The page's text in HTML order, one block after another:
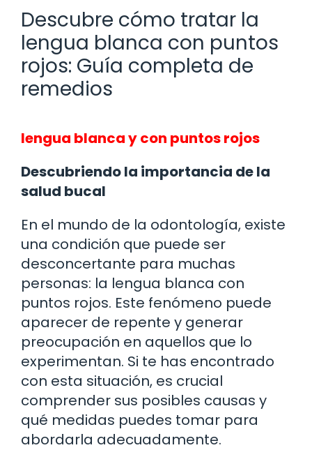
Descubre cómo tratar la
lengua blanca con puntos
rojos: Guía completa de
remedios
lengua blanca y con puntos rojos
Descubriendo la importancia de la
salud bucal
En el mundo de la odontología, existe
una condición que puede ser
desconcertante para muchas
personas: la lengua blanca con
puntos rojos. Este fenómeno puede
aparecer de repente y generar
preocupación en aquellos que lo
experimentan. Si te has encontrado
con esta situación, es crucial
comprender sus posibles causas y
qué medidas puedes tomar para
abordarla adecuadamente.